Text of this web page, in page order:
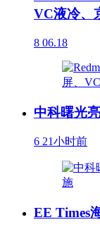
VC液冷、
8 06.18
中科曙光
6 21小时前
EE Times